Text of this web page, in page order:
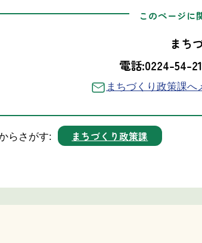
このページに
まち
電話:0224-54-
まちづくり政策課
らさがす: まちづくり政策課